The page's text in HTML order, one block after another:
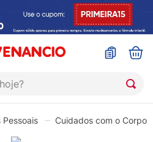
Pessoais Cuidados com o Corpo